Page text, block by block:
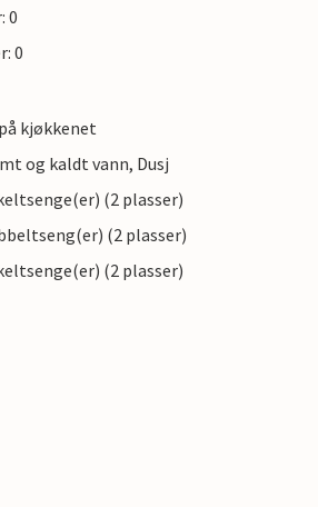
0
0
kjøkkenet
og kaldt vann, Dusj
(2 plasser)
(2 plasser)
(2 plasser)